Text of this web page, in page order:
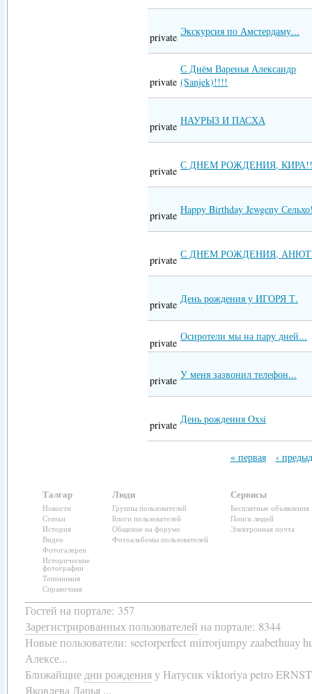
private Экскурсия по Амстердаму...
private
С Днём Варенья Александр
(Sanjek)!!!!
private НАУРЫЗ И ПАСХА
private С ДНЕМ РОЖДЕНИЯ,
private Happy Birthday Jewgeny
private С ДНЕМ РОЖДЕНИЯ,
private День рождения у ИГОРЯ Т.
private
Осиротели мы на пару дней...
private У меня зазвонил телефон...
private День рождения Oxsi
« первая ‹
Талгар
Новости
Статьи
История
Видео
Фотогалереи
Исторические
фотографии
Топонимия
Справочная
Люди
Группы пользователей
Блоги пользователей
Общение на форуме
Фотоальбомы пользователей
Сервисы
Бесплатные объявления
Поиск людей
Электронная почта
Гостей на портале: 357
Зарегистрированных пользователей на портале: 8344
Новые пользователи: sectorperfect mirrorjumpy zaabethuay
Алексе...
Ближайщиедни рожденияу Натусик viktoriya petro
Яковлева Дарья ...